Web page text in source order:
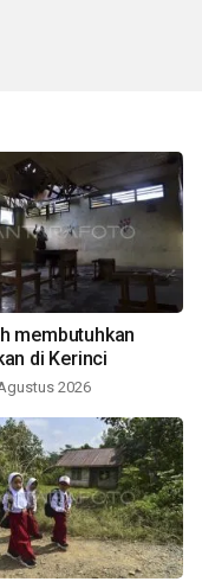
membutuhkan
di Kerinci
2026